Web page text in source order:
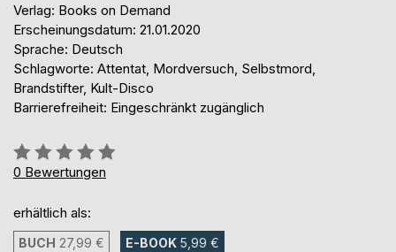
Verlag: Books on Demand
Erscheinungsdatum: 21.01.2020
Sprache: Deutsch
Schlagworte: Attentat, Mordversuch, Selbstmord,
Brandstifter, Kult-Disco
Barrierefreiheit: Eingeschränkt zugänglich
Bewertung::
0%
0 Bewertungen
erhältlich als:
BUCH 27,99 € E-BOOK 5,99 €